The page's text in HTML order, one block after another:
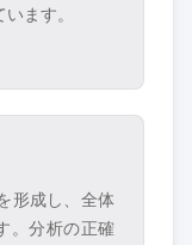
ます。
形成し、全体
。分析の正確